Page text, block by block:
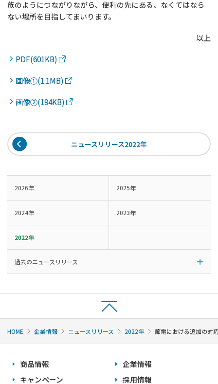
族のようにつながりながら、便利の先にある、なくてはなら
ない場所を目指してまいります。
以上
PDF(601KB)
画像①(1.1MB)
画像②(194KB)
ニュースリリース2022年
2026年 2025年
2024年 2023年
2022年
過去のニュースリリース
HOME 企業情報 ニュースリリース 2022年 節電における追加の対
商品情報
キャンペーン
企業情報
採用情報